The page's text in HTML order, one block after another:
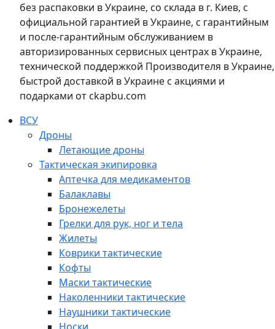
без распаковки в Украине, со склада в г. Киев, с
официальной гарантией в Украине, с гарантийным
и после-гарантийным обслуживанием в
авторизированных сервисных центрах в Украине,
технической поддержкой Производителя в Украине,
быстрой доставкой в Украине с акциями и
подарками от ckapbu.com
ВСУ
Дроны
Летающие дроны
Тактическая экипировка
Аптечка для медикаментов
Балаклавы
Бронежелеты
Грелки для рук, ног и тела
Жилеты
Коврики тактические
Кофты
Маски тактические
Наколенники тактические
Наушники тактические